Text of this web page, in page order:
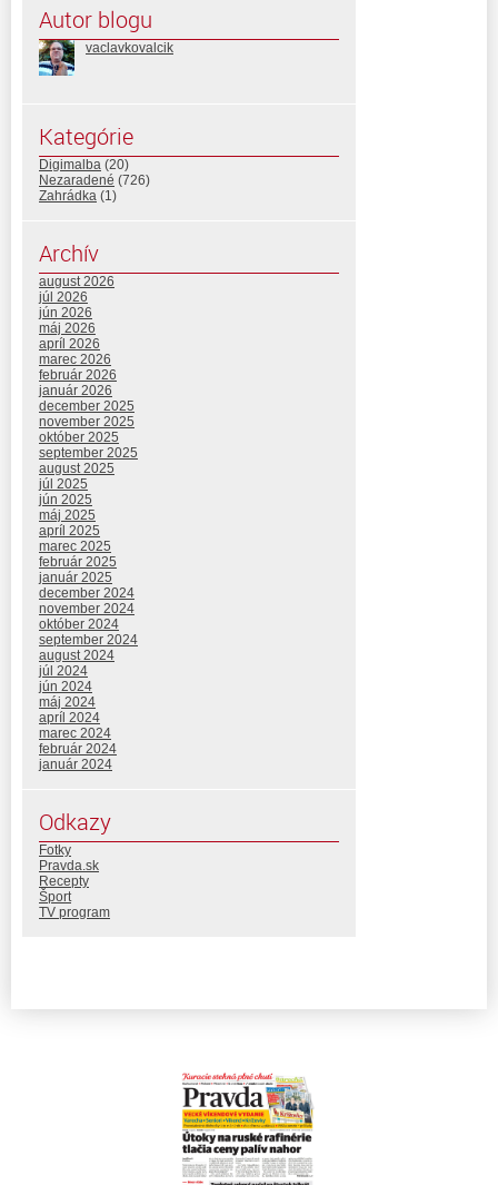
Autor blogu
vaclavkovalcik
Kategórie
Digimalba (20)
Nezaradené (726)
Zahrádka (1)
Archív
august 2026
júl 2026
jún 2026
máj 2026
apríl 2026
marec 2026
február 2026
január 2026
december 2025
november 2025
október 2025
september 2025
august 2025
júl 2025
jún 2025
máj 2025
apríl 2025
marec 2025
február 2025
január 2025
december 2024
november 2024
október 2024
september 2024
august 2024
júl 2024
jún 2024
máj 2024
apríl 2024
marec 2024
február 2024
január 2024
Odkazy
Fotky
Pravda.sk
Recepty
Šport
TV program